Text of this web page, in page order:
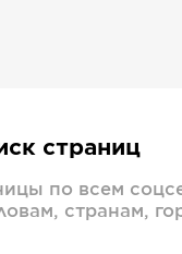
страниц
по всем
странам,